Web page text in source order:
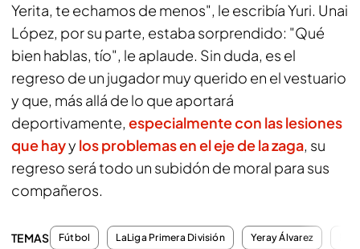
Yerita, te echamos de menos", le escribía Yuri. Unai
López, por su parte, estaba sorprendido: "Qué
bien hablas, tío", le aplaude. Sin duda, es el
regreso de un jugador muy querido en el vestuario
y que, más allá de lo que aportará
deportivamente, especialmente con las lesiones
que hayy los problemas en el eje de la zaga, su
regreso será todo un subidón de moral para sus
compañeros.
TEMAS Fútbol LaLiga Primera División Yeray Álvarez